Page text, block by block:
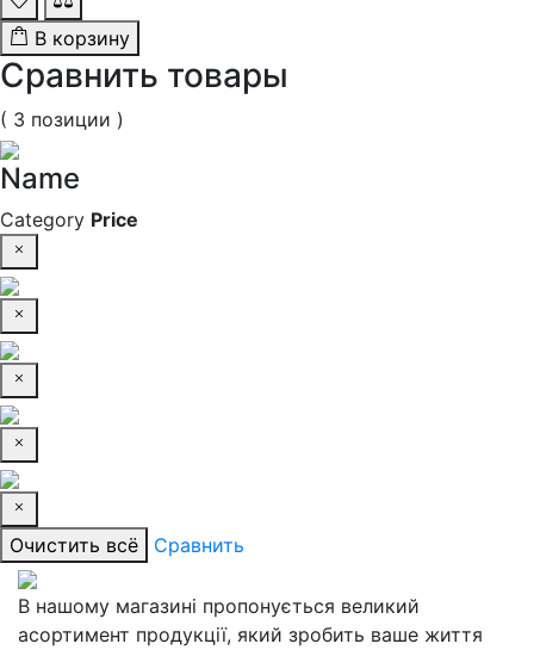
В корзину
Сравнить товары
( 3 позиции )
Name
Category Price
Очистить всё Сравнить
В нашому магазині пропонується великий
асортимент продукції, який зробить ваше життя